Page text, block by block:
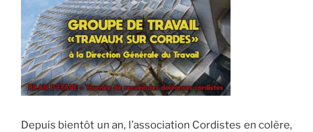
Depuis bientôt un an, l’association Cordistes en colère,